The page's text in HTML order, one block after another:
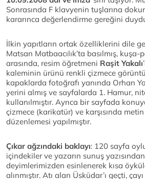
Sonrasında F klavyenin tuşlarına
kararınca değerlendirme gereğini
İlkin yapıtların ortak özelliklerini dile
Matsan Matbaacılık’ta basılmış,
arasında, resim öğretmeni Raşit Yakalı
kaleminin ürünü renkli çizmece
kapaklarda fotoğrafı yanında Orhan
yerini almış ve sayfalarda 1. Hamur,
kullanılmıştır. Ayrıca bir sayfada
çizmece (karikatür) ve karşısında
düzenlemesi yapılmıştır.
Çıkar ağzındaki baklayı: 120 sayfa
içindekiler ve yazarın sunuş
deyimlerimizden esinlenerek kısa
alınmıştır. Atı alan Üsküdar’ı geçti,